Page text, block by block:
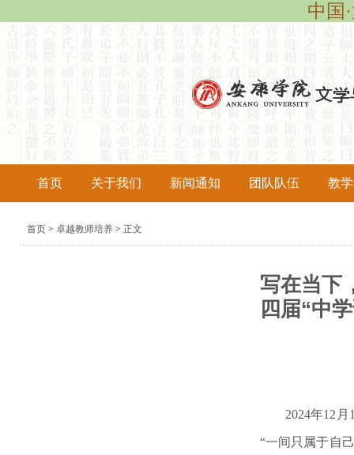
中国
首页 关于我们 新闻通知 团队队伍 教
导
航
首页 > 卓越教师培养 > 正文
写在当下
四届“中
2024年12月
“一间 只 属于自